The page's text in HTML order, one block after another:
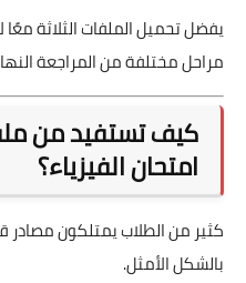
يفضل تحميل الملفات الثلاثة
مراحل مختلفة من المراجعة
كيف تستفيد من
امتحان الفيزياء؟
كثير من الطلاب يمتلكون
بالشكل الأمثل.